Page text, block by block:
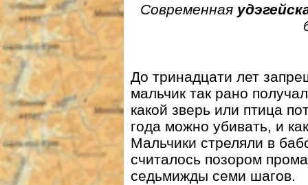
Современная
До тринадцати лет
мальчик так рано
какой зверь или птица
года можно убивать, и
Мальчики стреляли в
считалось позором
седьмижды семи шагов.